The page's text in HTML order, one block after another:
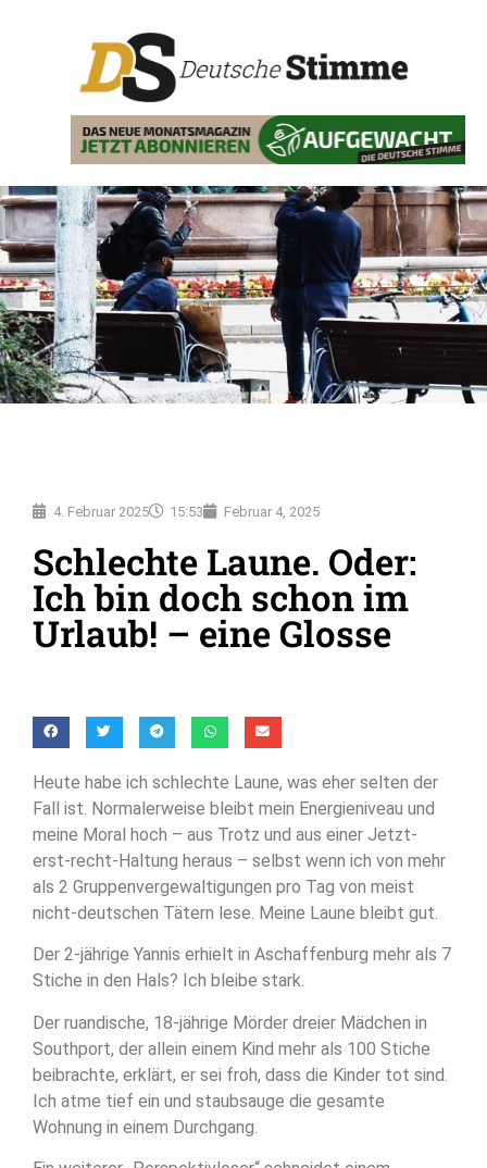
4. Februar 2025 15:53 Februar 4, 2025
Schlechte Laune. Oder:
Ich bin doch schon im
Urlaub! – eine Glosse
Heute habe ich schlechte Laune, was eher selten der
Fall ist. Normalerweise bleibt mein Energieniveau und
meine Moral hoch – aus Trotz und aus einer Jetzt-
erst-recht-Haltung heraus – selbst wenn ich von mehr
als 2 Gruppenvergewaltigungen pro Tag von meist
nicht-deutschen Tätern lese. Meine Laune bleibt gut.
Der 2-jährige Yannis erhielt in Aschaffenburg mehr als 7
Stiche in den Hals? Ich bleibe stark.
Der ruandische, 18-jährige Mörder dreier Mädchen in
Southport, der allein einem Kind mehr als 100 Stiche
beibrachte, erklärt, er sei froh, dass die Kinder tot sind.
Ich atme tief ein und staubsauge die gesamte
Wohnung in einem Durchgang.